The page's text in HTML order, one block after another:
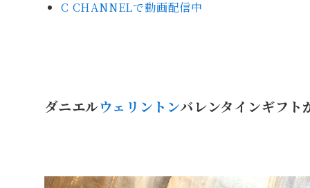
C CHANNELで動画配信中
ダニエルウェリントンバレンタインギフト